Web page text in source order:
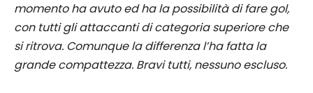
momento ha avuto ed ha la possibilità di fare gol,
con tutti gli attaccanti di categoria superiore che
si ritrova. Comunque la differenza l’ha fatta la
grande compattezza. Bravi tutti, nessuno escluso.